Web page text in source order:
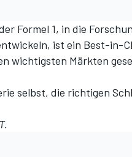
Formel 1, in die
ist ein Best-in-
wichtigsten Märkten
selbst, die richtigen